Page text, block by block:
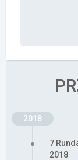
2018
7
2018